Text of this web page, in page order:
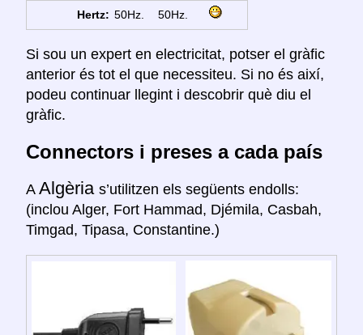
Hertz: 50Hz. 50Hz.
Si sou un expert en electricitat, potser el gràfic
anterior és tot el que necessiteu. Si no és així,
podeu continuar llegint i descobrir què diu el
gràfic.
Connectors i preses a cada país
A Algèria s’utilitzen els següents endolls:
(inclou Alger, Fort Hammad, Djémila, Casbah,
Timgad, Tipasa, Constantine.)